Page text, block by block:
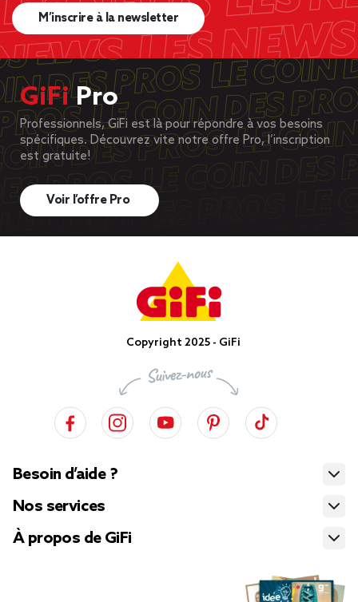
M’inscrire à la newsletter
GiFiPro
Professionnels, GiFi est là pour répondre à vos besoins
spécifiques. Découvrez vite notre offre Pro, l’inscription
est gratuite!
Voir l’offre Pro
Copyright 2025 - GiFi
Besoin d’aide ?
Nos services
À propos de GiFi